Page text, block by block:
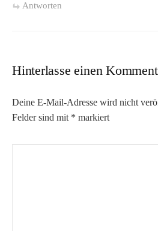
Antworten
Hinterlasse einen
Deine E-Mail-Adresse wird nicht
Felder sind mit * markiert